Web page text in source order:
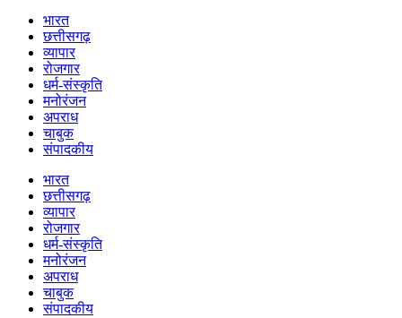
भारत
छत्तीसगढ़
व्यापार
रोजगार
धर्म-संस्कृति
मनोरंजन
अपराध
चाबुक
संपादकीय
भारत
छत्तीसगढ़
व्यापार
रोजगार
धर्म-संस्कृति
मनोरंजन
अपराध
चाबुक
संपादकीय